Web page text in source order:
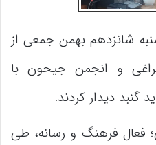
شانزدهم بهمن جمعی از
و انجمن جیحون با
گنبد دیدار کردند.
فعال فرهنگ و رسانه، طی